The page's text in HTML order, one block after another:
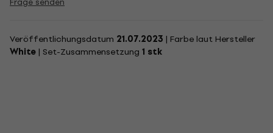
Veröffentlichungsdatum 21.07.2023 | Farbe laut Hersteller
White | Set-Zusammensetzung 1 stk